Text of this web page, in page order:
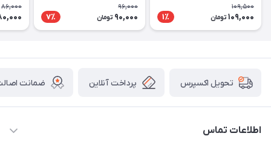
109,500
109,000 تومان 1٪
96,000
90,000 تومان 7٪
86,000
تحویل اکسپرس پرداخت آنلاین ضمانت
اطلاعات تماس